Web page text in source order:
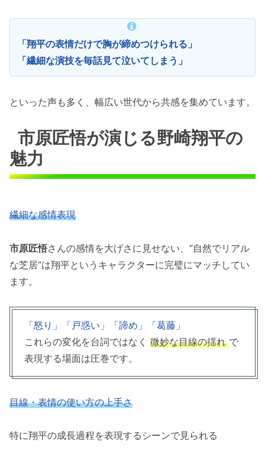
「翔平の表情だけで胸が締めつけられる」
「繊細な演技を毎話見て泣いてしまう」
といった声も多く、幅広い世代から共感を集めています。
市原匠悟が演じる野崎翔平の
魅力
繊細な感情表現
市原匠悟さんの感情を大げさに見せない、“自然でリアル
な芝居”は翔平というキャラクターに完璧にマッチしてい
ます。
「怒り」「戸惑い」「諦め」「葛藤」
これらの変化を台詞ではなく 微妙な目線の揺れで
表現する場面は圧巻です。
目線・表情の使い方の上手さ
特に翔平の成長過程を表現するシーンで見られる